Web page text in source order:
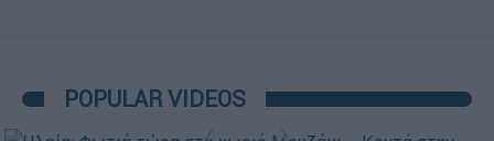
POPULAR VIDEOS